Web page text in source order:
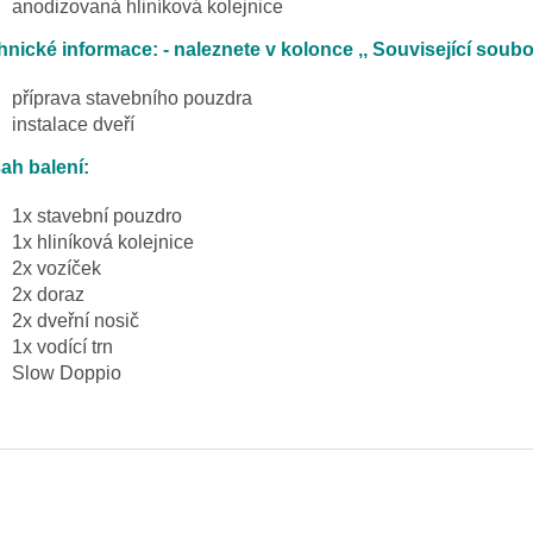
anodizovaná hliníková kolejnice
informace: - naleznete v kolonce ,, Související
příprava stavebního pouzdra
instalace dveří
balení:
1x stavební pouzdro
1x hliníková kolejnice
2x vozíček
2x doraz
2x dveřní nosič
1x vodící trn
Slow Doppio